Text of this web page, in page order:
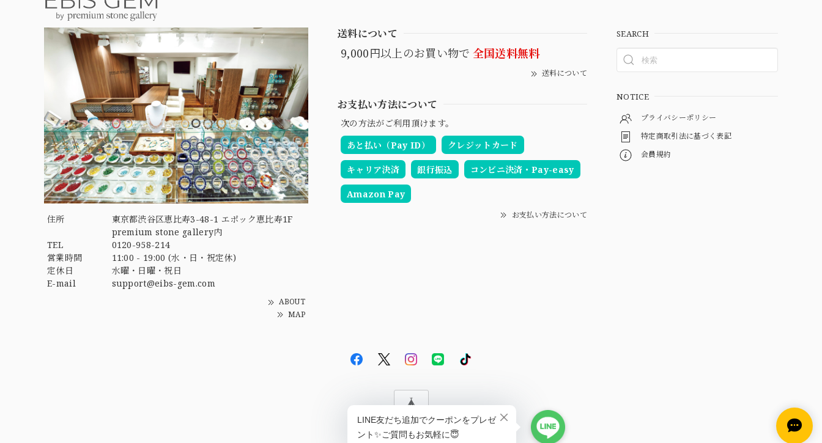
住所
東京都渋谷区恵比寿3-48-1 エポック恵比寿1F
premium stone gallery内
TEL
0120-958-214
営業時間
11:00 - 19:00 (水・日・祝定休)
定休日
水曜・日曜・祝日
E-mail
support@eibs-gem.com
ABOUT
MAP
送料について
9,000円以上のお買い物で 全国送料無料
送料について
お支払い方法について
次の方法がご利用頂けます。
あと払い（Pay ID）
クレジットカード
キャリア決済 銀行振込 コンビニ決済・Pay-easy
Amazon Pay
お支払い方法について
SEARCH
NOTICE
プライバシーポリシー
特定商取引法に基づく表記
会員規約
© EBiS GEM